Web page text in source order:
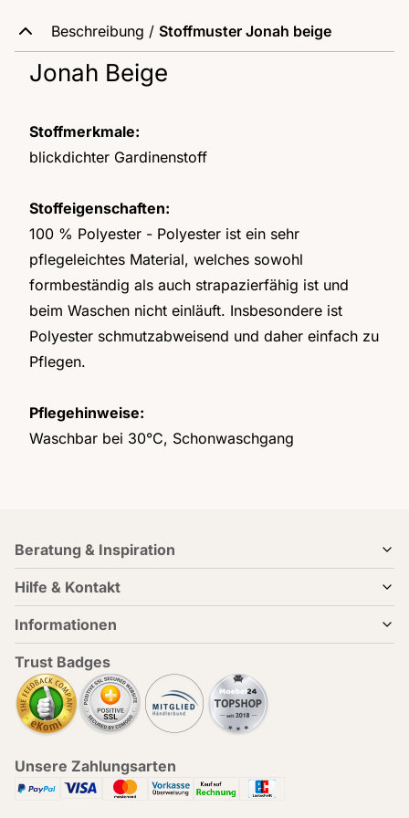
Beschreibung / Stoffmuster Jonah beige
Jonah Beige
Stoffmerkmale:
blickdichter Gardinenstoff
Stoffeigenschaften:
100 % Polyester - Polyester ist ein sehr
pflegeleichtes Material, welches sowohl
formbeständig als auch strapazierfähig ist und
beim Waschen nicht einläuft. Insbesondere ist
Polyester schmutzabweisend und daher einfach zu
Pflegen.
Pflegehinweise:
Waschbar bei 30°C, Schonwaschgang
Beratung & Inspiration
Hilfe & Kontakt
Informationen
Trust Badges
Unsere Zahlungsarten